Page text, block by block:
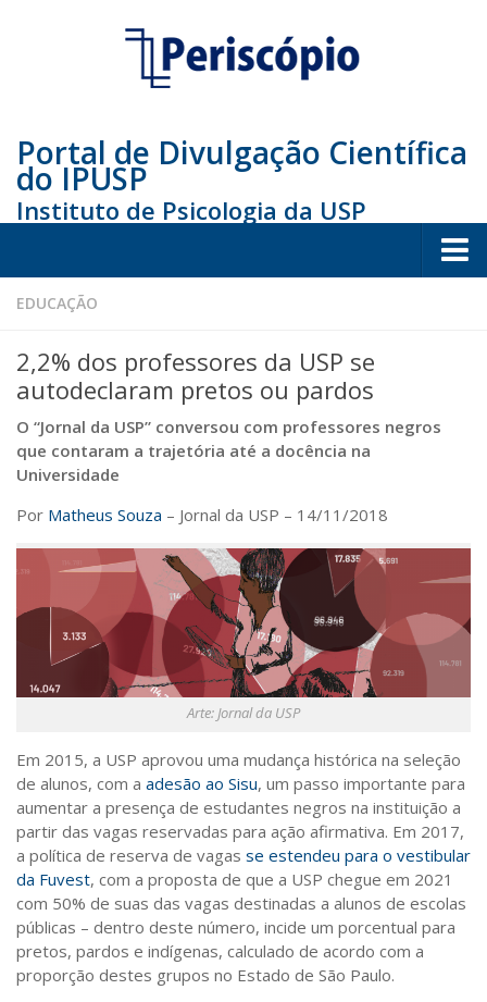
Portal de Divulgação Científica
do IPUSP
Instituto de Psicologia da USP
Home
Educação
Arte e Cultura
Bio
Mural do IP
Perfil
Commentor
Lançamento
Dossiês
Gênero
Alfabetização
Transtorno do Espectro Autista
Contato
Quem somos
Sobre o Portal
EDUCAÇÃO
2,2% dos professores da USP se
autodeclaram pretos ou pardos
O “Jornal da USP” conversou com professores negros
que contaram a trajetória até a docência na
Universidade
Por Matheus Souza – Jornal da USP – 14/11/2018
Arte: Jornal da USP
Em 2015, a USP aprovou uma mudança histórica na seleção
de alunos, com a adesão ao Sisu, um passo importante para
aumentar a presença de estudantes negros na instituição a
partir das vagas reservadas para ação afirmativa. Em 2017,
a política de reserva de vagas se estendeu para o vestibular
da Fuvest, com a proposta de que a USP chegue em 2021
com 50% de suas das vagas destinadas a alunos de escolas
públicas – dentro deste número, incide um porcentual para
pretos, pardos e indígenas, calculado de acordo com a
proporção destes grupos no Estado de São Paulo.